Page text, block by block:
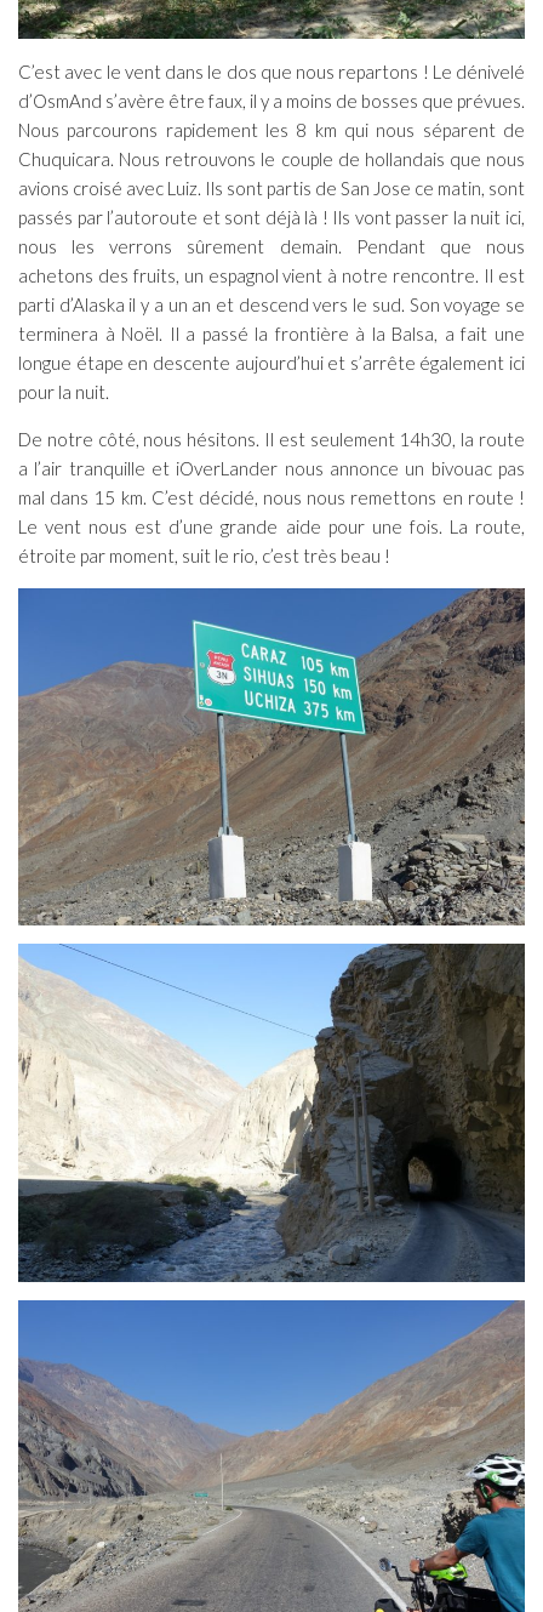
C’est avec le vent dans le dos que nous repartons ! Le dénivelé
d’OsmAnd s’avère être faux, il y a moins de bosses que prévues.
Nous parcourons rapidement les 8 km qui nous séparent de
Chuquicara. Nous retrouvons le couple de hollandais que nous
avions croisé avec Luiz. Ils sont partis de San Jose ce matin, sont
passés par l’autoroute et sont déjà là ! Ils vont passer la nuit ici,
nous les verrons sûrement demain. Pendant que nous
achetons des fruits, un espagnol vient à notre rencontre. Il est
parti d’Alaska il y a un an et descend vers le sud. Son voyage se
terminera à Noël. Il a passé la frontière à la Balsa, a fait une
longue étape en descente aujourd’hui et s’arrête également ici
pour la nuit.
De notre côté, nous hésitons. Il est seulement 14h30, la route
a l’air tranquille et iOverLander nous annonce un bivouac pas
mal dans 15 km. C’est décidé, nous nous remettons en route !
Le vent nous est d’une grande aide pour une fois. La route,
étroite par moment, suit le rio, c’est très beau !